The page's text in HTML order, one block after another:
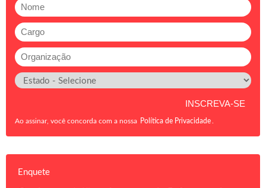
Ao assinar, você concorda com a nossa Política de Privacidade
Enquete